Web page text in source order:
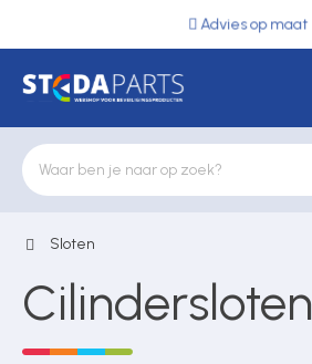
Advies op maat
Deurbeslag
Sloten
Cilindersloten